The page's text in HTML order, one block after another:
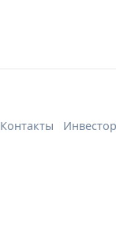
Контакты